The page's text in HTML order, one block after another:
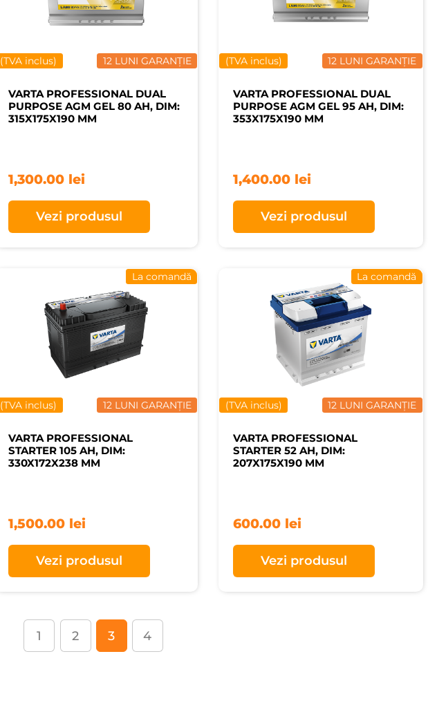
12 LUNI GARANȚIE
(TVA inclus)
VARTA PROFESSIONAL DUAL
PURPOSE AGM GEL 80 AH, DIM:
315X175X190 MM
1,300.00 lei
Vezi produsul
12 LUNI GARANȚIE
(TVA inclus)
VARTA PROFESSIONAL DUAL
PURPOSE AGM GEL 95 AH, DIM:
353X175X190 MM
1,400.00 lei
Vezi produsul
12 LUNI GARANȚIE
La comandă
(TVA inclus)
VARTA PROFESSIONAL
STARTER 105 AH, DIM:
330X172X238 MM
1,500.00 lei
Vezi produsul
12 LUNI GARANȚIE
La comandă
(TVA inclus)
VARTA PROFESSIONAL
STARTER 52 AH, DIM:
207X175X190 MM
600.00 lei
Vezi produsul
1 2 3 4